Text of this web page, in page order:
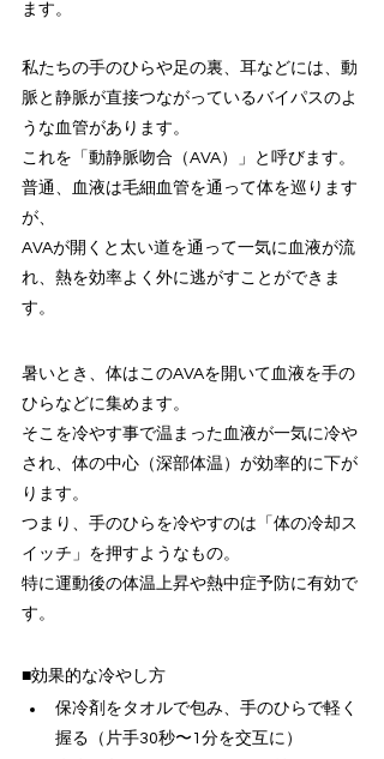
ます。
私たちの手のひらや足の裏、耳などには、動
脈と静脈が直接つながっているバイパスのよ
うな血管があります。
これを「動静脈吻合（AVA）」と呼びます。
普通、血液は毛細血管を通って体を巡ります
が、
AVAが開くと太い道を通って一気に血液が流
れ、熱を効率よく外に逃がすことができま
す。
暑いとき、体はこのAVAを開いて血液を手の
ひらなどに集めます。
そこを冷やす事で温まった血液が一気に冷や
され、体の中心（深部体温）が効率的に下が
ります。
つまり、手のひらを冷やすのは「体の冷却ス
イッチ」を押すようなもの。
特に運動後の体温上昇や熱中症予防に有効で
す。
■効果的な冷やし方
保冷剤をタオルで包み、手のひらで軽く
握る（片手30秒〜1分を交互に）